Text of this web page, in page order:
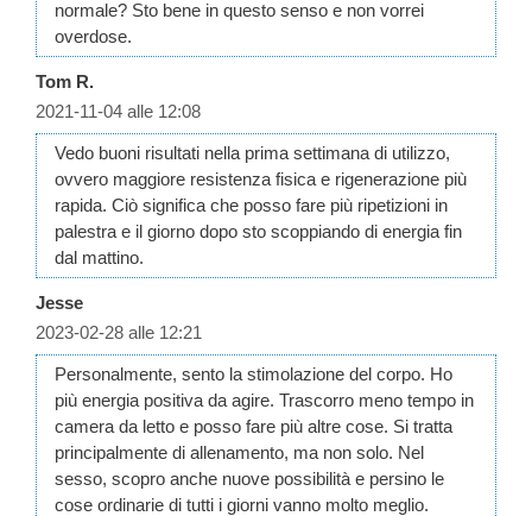
normale? Sto bene in questo senso e non vorrei
overdose.
Tom R.
2021-11-04 alle 12:08
Vedo buoni risultati nella prima settimana di utilizzo,
ovvero maggiore resistenza fisica e rigenerazione più
rapida. Ciò significa che posso fare più ripetizioni in
palestra e il giorno dopo sto scoppiando di energia fin
dal mattino.
Jesse
2023-02-28 alle 12:21
Personalmente, sento la stimolazione del corpo. Ho
più energia positiva da agire. Trascorro meno tempo in
camera da letto e posso fare più altre cose. Si tratta
principalmente di allenamento, ma non solo. Nel
sesso, scopro anche nuove possibilità e persino le
cose ordinarie di tutti i giorni vanno molto meglio.